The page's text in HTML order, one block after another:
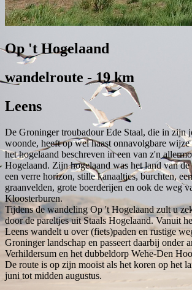
Op 't Hogelaand
wandelroute - 19 km
Leens
De Groninger troubadour Ede Staal, die in zijn
woonde, heeft op wel haast onnavolgbare wijze
het hogelaand beschreven in een van z'n
Hogelaand. Zijn hogelaand was het land van
een verre horizon, stille kanaaltjes, burchten,
graanvelden, grote boerderijen en ook de weg
Kloosterburen.
Tijdens de wandeling Op 't Hogelaand zult u
door de pareltjes uit Staals Hogelaand. Vanuit
Leens wandelt u over (fiets)paden en rustige
Groninger landschap en passeert daarbij onder
Verhildersum en het dubbeldorp Wehe-Den
De route is op zijn mooist als het koren op het
juni tot midden augustus.